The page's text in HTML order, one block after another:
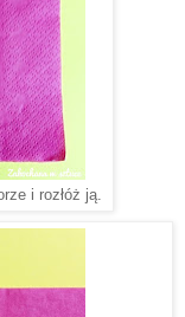
i rozłóż ją.